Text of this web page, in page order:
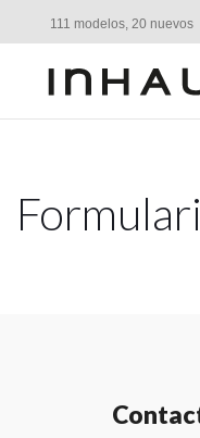
111 modelos, 20 nuevos